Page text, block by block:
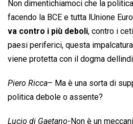
Non dimentichiamoci che la
facendo la BCE e tutta lUnione
va contro i più deboli, contro i
paesi periferici, questa
viene protetta con il dogma
Piero Ricca– Ma è una sorta di
politica debole o assente?
Lucio di Gaetano-Non è un